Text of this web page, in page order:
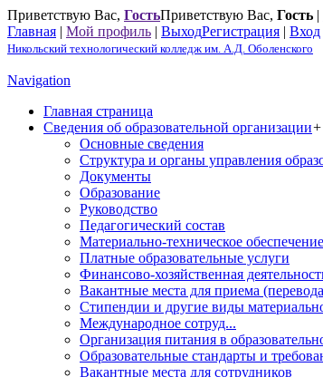
Приветствую Вас, ГостьПриветствую Вас, Гость |
Главная | Мой профиль | ВыходРегистрация | Вход
Никольский технологический колледж им. А.Д. Оболенского
Navigation
Главная страница
Сведения об образовательной организации+
Основные сведения
Структура и органы управления
Документы
Образование
Руководство
Педагогический состав
Материально-техническое
Платные образовательные услуги
Финансово-хозяйственная
Вакантные места для приема
Стипендии и другие виды
Международное сотруд...
Организация питания в
Образовательные стандарты и
Вакантные места для сотрудников